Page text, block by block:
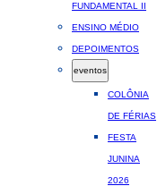
FUNDAMENTAL II
ENSINO MÉDIO
DEPOIMENTOS
eventos
COLÔNIA
DE FÉRIAS
FESTA
JUNINA
2026